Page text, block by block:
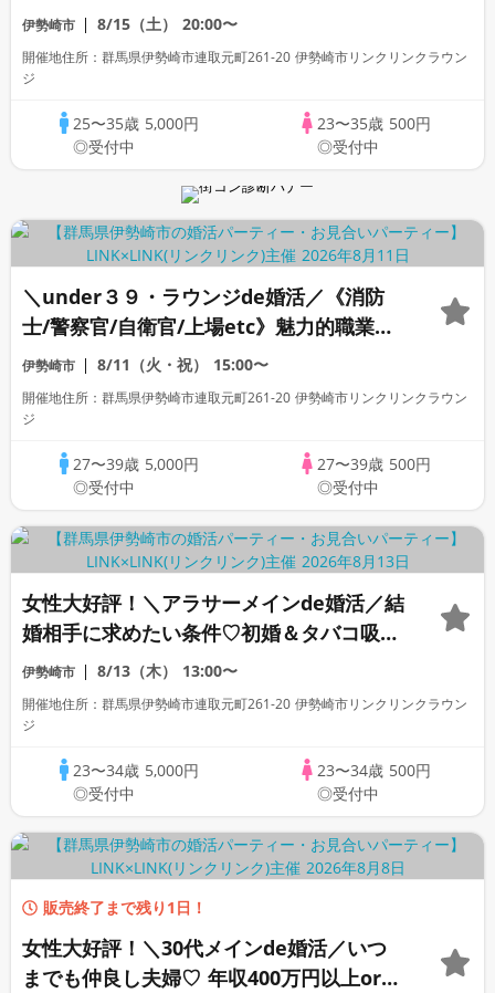
ど×一途に想い合いたい方
伊勢崎市 8/15（土） 20:00〜
開催地住所：群馬県伊勢崎市連取元町261-20 伊勢崎市リンクリンクラウン
ジ
25〜35歳 5,000円
◎受付中
23〜35歳 500円
◎受付中
＼under３９・ラウンジde婚活／《消防
士/警察官/自衛官/上場etc》魅力的職業の
男性 家族・友人にも安心して紹介できる
♡
伊勢崎市 8/11（火・祝） 15:00〜
開催地住所：群馬県伊勢崎市連取元町261-20 伊勢崎市リンクリンクラウン
ジ
27〜39歳 5,000円
◎受付中
27〜39歳 500円
◎受付中
女性大好評！＼アラサーメインde婚活／結
婚相手に求めたい条件♡初婚＆タバコ吸わ
ない男女
伊勢崎市 8/13（木） 13:00〜
開催地住所：群馬県伊勢崎市連取元町261-20 伊勢崎市リンクリンクラウン
ジ
23〜34歳 5,000円
◎受付中
23〜34歳 500円
◎受付中
販売終了まで残り1日！
女性大好評！＼30代メインde婚活／いつ
までも仲良し夫婦♡ 年収400万円以上or高